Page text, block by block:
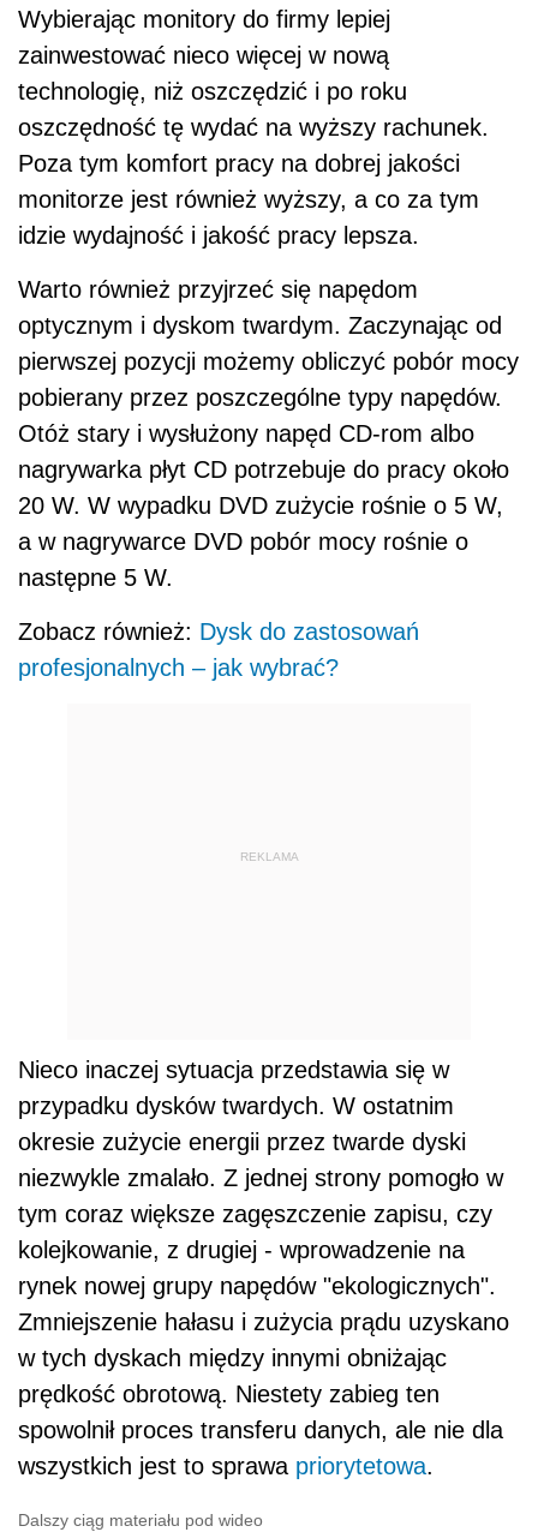
Wybierając monitory do firmy lepiej
zainwestować nieco więcej w nową
technologię, niż oszczędzić i po roku
oszczędność tę wydać na wyższy rachunek.
Poza tym komfort pracy na dobrej jakości
monitorze jest również wyższy, a co za tym
idzie wydajność i jakość pracy lepsza.
Warto również przyjrzeć się napędom
optycznym i dyskom twardym. Zaczynając od
pierwszej pozycji możemy obliczyć pobór mocy
pobierany przez poszczególne typy napędów.
Otóż stary i wysłużony napęd CD-rom albo
nagrywarka płyt CD potrzebuje do pracy około
20 W. W wypadku DVD zużycie rośnie o 5 W,
a w nagrywarce DVD pobór mocy rośnie o
następne 5 W.
Zobacz również: Dysk do zastosowań
profesjonalnych – jak wybrać?
REKLAMA
Nieco inaczej sytuacja przedstawia się w
przypadku dysków twardych. W ostatnim
okresie zużycie energii przez twarde dyski
niezwykle zmalało. Z jednej strony pomogło w
tym coraz większe zagęszczenie zapisu, czy
kolejkowanie, z drugiej - wprowadzenie na
rynek nowej grupy napędów "ekologicznych".
Zmniejszenie hałasu i zużycia prądu uzyskano
w tych dyskach między innymi obniżając
prędkość obrotową. Niestety zabieg ten
spowolnił proces transferu danych, ale nie dla
wszystkich jest to sprawa priorytetowa.
Dalszy ciąg materiału pod wideo